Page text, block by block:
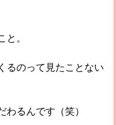
と。
るのって見たことない
わるんです（笑）